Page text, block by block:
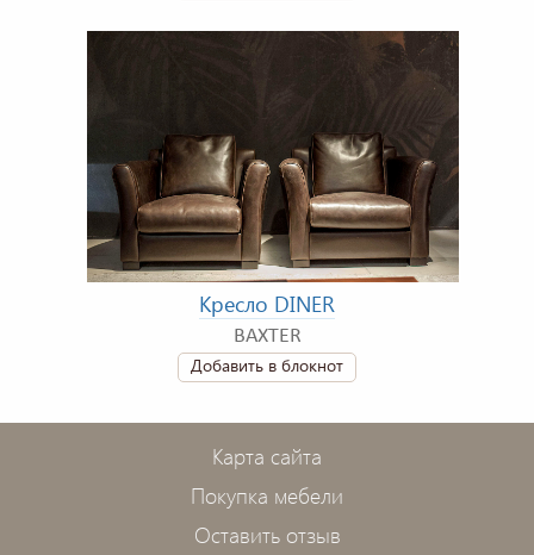
Кресло DINER
BAXTER
Добавить в блокнот
Карта сайта
Покупка мебели
Оставить отзыв